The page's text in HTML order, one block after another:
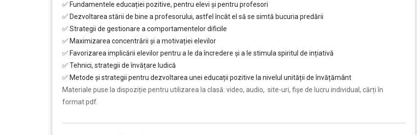
✅ Fundamentele educației pozitive, pentru elevi și pentru profesori
✅ Dezvoltarea stării de bine a profesorului, astfel încât el să se simtă bucuria predării
✅ Strategii de gestionare a comportamentelor dificile
✅ Maximizarea concentrării și a motivației elevilor
✅ Favorizarea implicării elevilor pentru a le da încredere și a le stimula spiritul de ințiativă
✅ Tehnici, strategii de învățare ludică
✅ Metode și strategii pentru dezvoltarea unei educații pozitive la nivelul unității de învățământ
Materiale puse la dispoziție pentru utilizarea la clasă: video, audio, site-uri, fișe de lucru individual, cărți în
format pdf.